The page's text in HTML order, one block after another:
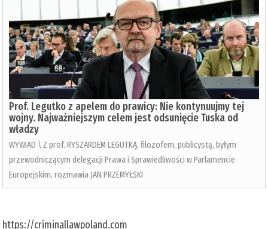
Prof. Legutko z apelem do prawicy: Nie kontynuujmy tej
wojny. Najważniejszym celem jest odsunięcie Tuska od
władzy
WYWIAD \ Z prof. RYSZARDEM LEGUTKĄ, filozofem, publicystą, byłym
przewodniczącym delegacji Prawa i Sprawiedliwości w Parlamencie
Europejskim, rozmawia JAN PRZEMYŁSKI
https://criminallawpoland.com